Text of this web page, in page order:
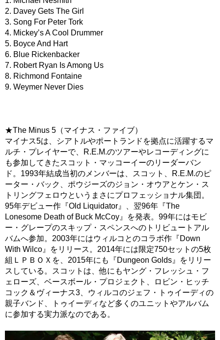
2. Davey Gets The Girl
3. Song For Peter Tork
4. Mickey’s A Cool Drummer
5. Boyce And Hart
6. Blue Rickenbacker
7. Robert Ryan Is Among Us
8. Richmond Fontaine
9. Weymer Never Dies
★The Minus 5（マイナス・ファイブ）
マイナス5は、シアトルやポートランドを拠点に活躍するマ
ルチ・プレイヤーで、R.E.M.のツアーやレコーディングに
も参加してきたスコット・マッコーイーのリーダーバン
ド。1993年結成当初のメンバーは、スコット、R.E.M.のピ
ーター・バック、ポウジーズのジョン・オウアとケン・ス
トリングフェロウというまさにプロフェッショナル集団。
95年デビュー作『Old Liquidator』、翌96年『The
Lonesome Death of Buck McCoy』を発表。99年にはモビ
ー・グレープのスキップ・スペンスへのトリビュートアル
バムへ参加。2003年にはウィルコとのコラボ作『Down
With Wilco』をリリース。2014年には限定750セットの5枚
組ＬＰＢＯＸを、2015年にも『Dungeon Golds』をリリー
スしている。スコットは、他にもヤング・フレッシュ・フ
ェローズ、ベースボール・プロジェクト、ロビン・ヒッチ
コック＆ヴィーナス3、ウィルコのジェフ・トゥイーディの
親子バンド、トゥイーディなど多くのユニットやアルバム
に参加する実力派なのである。